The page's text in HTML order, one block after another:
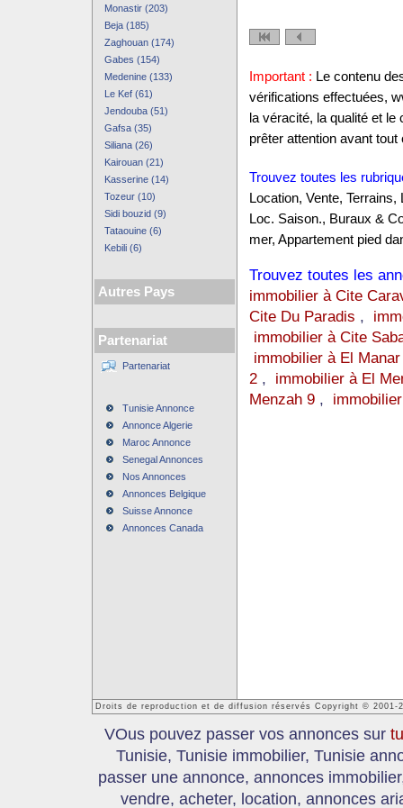
Monastir (203)
Beja (185)
Zaghouan (174)
Gabes (154)
Medenine (133)
Le Kef (61)
Jendouba (51)
Gafsa (35)
Siliana (26)
Kairouan (21)
Kasserine (14)
Tozeur (10)
Sidi bouzid (9)
Tataouine (6)
Kebili (6)
Autres Pays
Partenariat
Partenariat
Tunisie Annonce
Annonce Algerie
Maroc Annonce
Senegal Annonces
Nos Annonces
Annonces Belgique
Suisse Annonce
Annonces Canada
Important : Le contenu
vérifications effectuées,
la véracité, la qualité et
prêter attention avant tout
Trouvez toutes les
Location, Vente,
Loc. Saison., Buraux &
mer, Appartement pied
Trouvez toutes les
immobilier à Cite
Cite Du Paradis ,
immobilier à Cite
immobilier à El Manar
2, immobilier à El
Menzah 9,
Droits de reproduction et de diffusion réservés Copyright © 2001-
VOus pouvez passer vos annonces sur
Tunisie, Tunisie immobilier, Tunisie
passer une annonce, annonces
vendre, acheter, location, annonces